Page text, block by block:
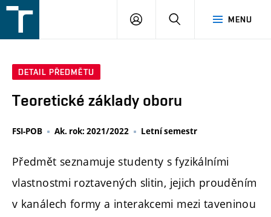
v
MENU
PŘIHLÁŠENÍ
DETAIL PŘEDMĚTU
Teoretické základy oboru
FSI-POB Ak. rok: 2021/2022 Letní semestr
Předmět seznamuje studenty s fyzikálními
vlastnostmi roztavených slitin, jejich prouděním
v kanálech formy a interakcemi mezi taveninou